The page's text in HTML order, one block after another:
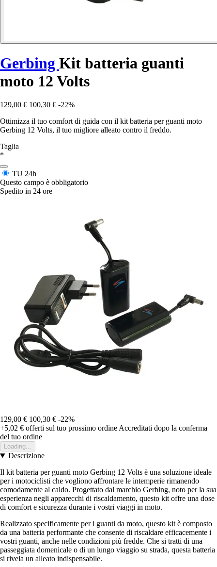
Gerbing Kit batteria guanti
moto 12 Volts
129,00 € 100,30 € -22%
Ottimizza il tuo comfort di guida con il kit batteria per guanti moto
Gerbing 12 Volts, il tuo migliore alleato contro il freddo.
Taglia
*
TU 24h
Questo campo è obbligatorio
Spedito in 24 ore
129,00 € 100,30 € -22%
+5,02 € offerti sul tuo prossimo ordine Accreditati dopo la conferma
del tuo ordine
Loading...
Descrizione
Il kit batteria per guanti moto Gerbing 12 Volts è una soluzione ideale
per i motociclisti che vogliono affrontare le intemperie rimanendo
comodamente al caldo. Progettato dal marchio Gerbing, noto per la sua
esperienza negli apparecchi di riscaldamento, questo kit offre una dose
di comfort e sicurezza durante i vostri viaggi in moto.
Realizzato specificamente per i guanti da moto, questo kit è composto
da una batteria performante che consente di riscaldare efficacemente i
vostri guanti, anche nelle condizioni più fredde. Che si tratti di una
passeggiata domenicale o di un lungo viaggio su strada, questa batteria
si rivela un alleato indispensabile.